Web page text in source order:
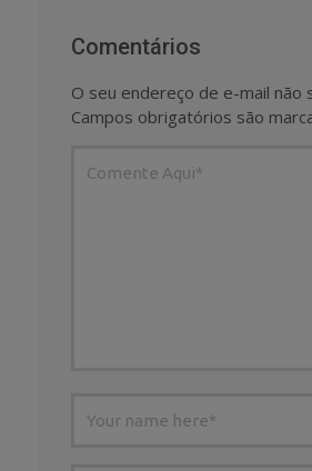
Comentários
O seu endereço de e-mail não
Campos obrigatórios são